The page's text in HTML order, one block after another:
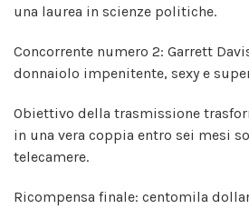
una laurea in scienze politiche.
Concorrente numero 2: Garrett
donnaiolo impenitente, sexy e
Obiettivo della trasmissione
in una vera coppia entro sei mesi
telecamere.
Ricompensa finale: centomila